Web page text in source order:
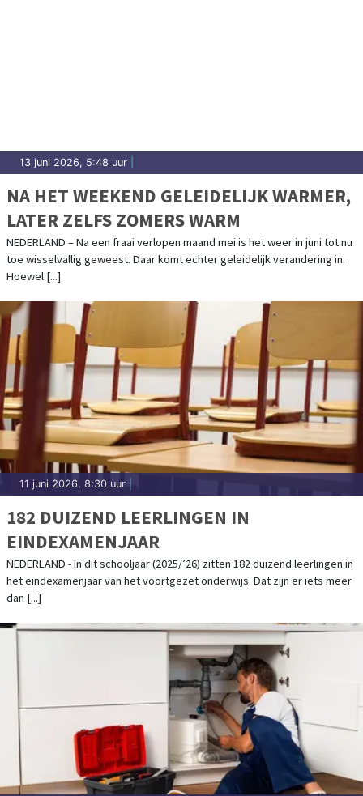
13 juni 2026, 5:48 uur
NA HET WEEKEND GELEIDELIJK WARMER,
LATER ZELFS ZOMERS WARM
NEDERLAND – Na een fraai verlopen maand mei is het weer in juni tot nu
toe wisselvallig geweest. Daar komt echter geleidelijk verandering in.
Hoewel [...]
11 juni 2026, 8:30 uur
182 DUIZEND LEERLINGEN IN
EINDEXAMENJAAR
NEDERLAND - In dit schooljaar (2025/’26) zitten 182 duizend leerlingen in
het eindexamenjaar van het voortgezet onderwijs. Dat zijn er iets meer
dan [...]